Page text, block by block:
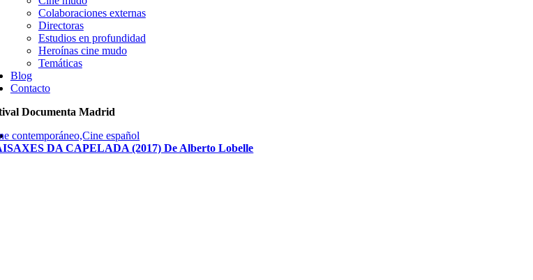
Colaboraciones externas
Directoras
Estudios en profundidad
Heroínas cine mudo
Temáticas
Blog
Contacto
Documenta Madrid
contemporáneo,Cine español
DA CAPELADA (2017) De Alberto Lobelle